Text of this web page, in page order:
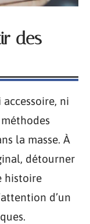
des
ni
la masse. À
détourner
histoire
d’un